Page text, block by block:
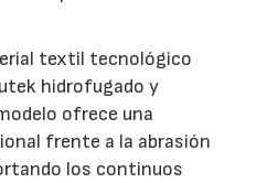
textil tecnológico
hidrofugado y
ofrece una
frente a la abrasión
los continuos